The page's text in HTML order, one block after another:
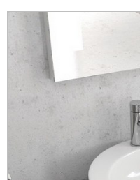
ΜΠΑΤΑΡΙΕΣ
ΠΛΑΚΑΚΙΑ
ΚΑΜΠΙΝΕΣ
ΑΞΕΣΟΥΑΡ ΜΠΑΝΙΟΥ
ΚΟΥΖΙΝΑ